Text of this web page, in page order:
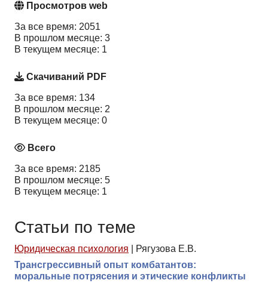
Просмотров web
За все время: 2051
В прошлом месяце: 3
В текущем месяце: 1
Скачиваний PDF
За все время: 134
В прошлом месяце: 2
В текущем месяце: 0
Всего
За все время: 2185
В прошлом месяце: 5
В текущем месяце: 1
Статьи по теме
Юридическая психология
Рягузова Е.В.
Трансгрессивный опыт комбатантов:
моральные потрясения и этические конфликты